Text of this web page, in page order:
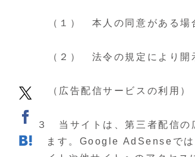
（１） 本人の同意がある場
（２） 法令の規定により開
（広告配信サービスの利用）
３ 当サイトは、第三者配信の
ます。Google AdSenseでは